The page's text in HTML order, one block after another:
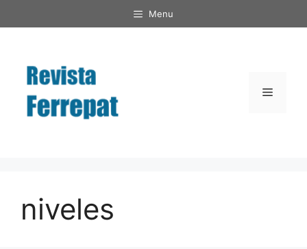
al
Menu
Menú
niveles